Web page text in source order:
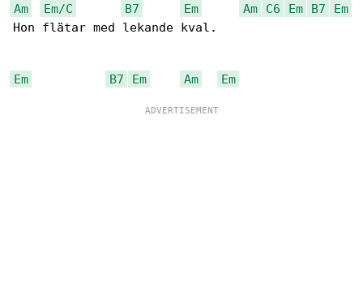
Am
Em/C B7 Em Am C6 Em B7
Em
Hon flätar med lekande kval.
Em B7 Em Am Em